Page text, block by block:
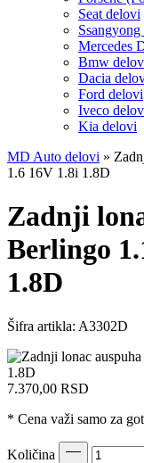
Seat delovi
Mercedes
Bmw
Dacia
Ford delovi
Iveco
Kia delovi
MD Auto delovi »
1.6 16V 1.8i 1.8D
Zadnji
Berlingo
1.8D
Šifra artikla: A3302D
7.370,00 RSD
* Cena važi samo za
Količina